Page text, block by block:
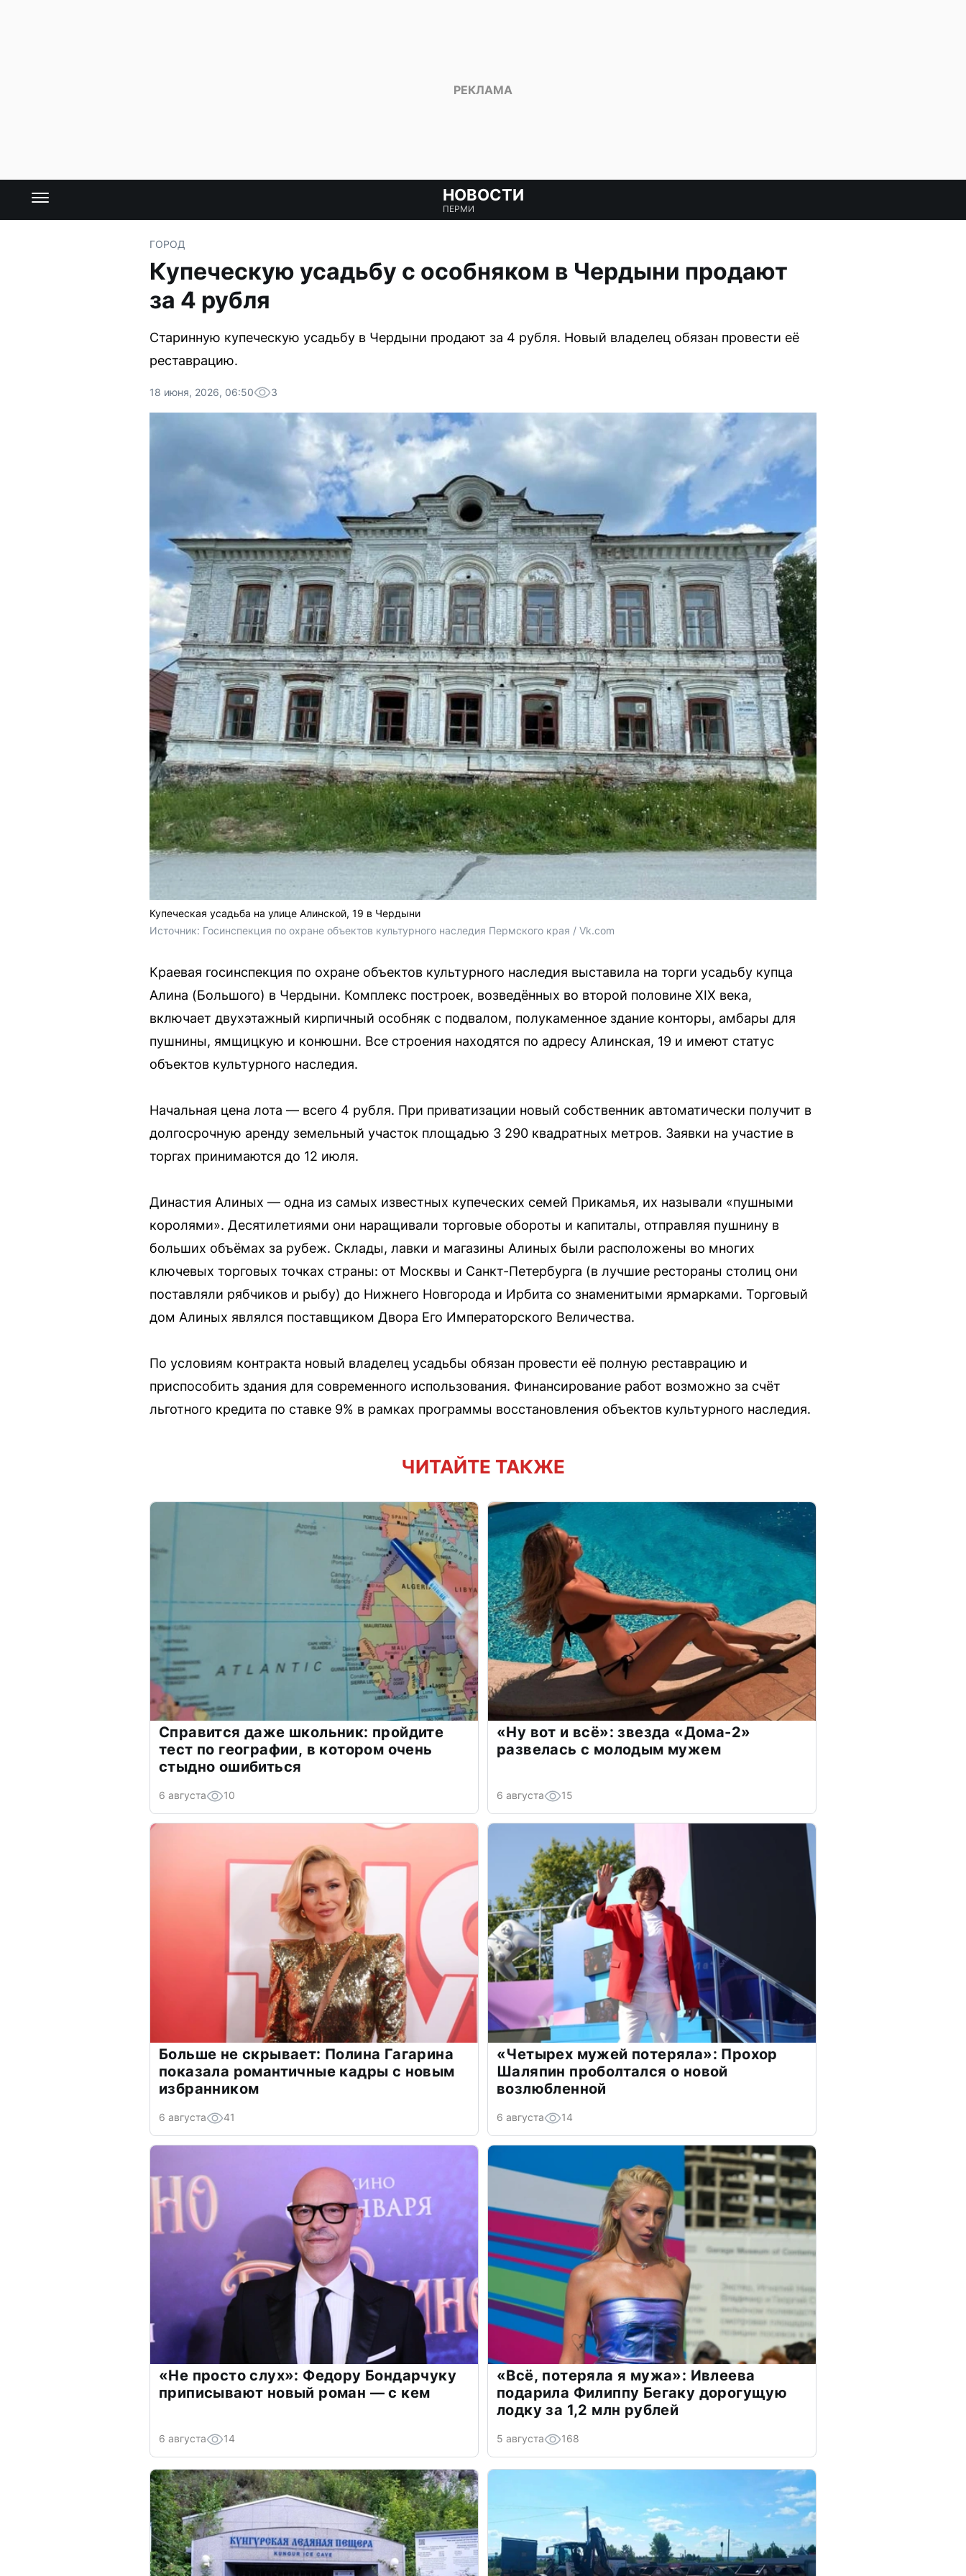
НОВОСТИ
ПЕРМИ
ГОРОД
Купеческую усадьбу с особняком в Чердыни продают
за 4 рубля
Старинную купеческую усадьбу в Чердыни продают за 4 рубля. Новый владелец обязан провести её
реставрацию.
18 июня, 2026, 06:50 3
Купеческая усадьба на улице Алинской, 19 в Чердыни
Источник: Госинспекция по охране объектов культурного наследия Пермского края / Vk.com
Краевая госинспекция по охране объектов культурного наследия выставила на торги усадьбу купца
Алина (Большого) в Чердыни. Комплекс построек, возведённых во второй половине XIX века,
включает двухэтажный кирпичный особняк с подвалом, полукаменное здание конторы, амбары для
пушнины, ямщицкую и конюшни. Все строения находятся по адресу Алинская, 19 и имеют статус
объектов культурного наследия.
Начальная цена лота — всего 4 рубля. При приватизации новый собственник автоматически получит в
долгосрочную аренду земельный участок площадью 3 290 квадратных метров. Заявки на участие в
торгах принимаются до 12 июля.
Династия Алиных — одна из самых известных купеческих семей Прикамья, их называли «пушными
королями». Десятилетиями они наращивали торговые обороты и капиталы, отправляя пушнину в
больших объёмах за рубеж. Склады, лавки и магазины Алиных были расположены во многих
ключевых торговых точках страны: от Москвы и Санкт-Петербурга (в лучшие рестораны столиц они
поставляли рябчиков и рыбу) до Нижнего Новгорода и Ирбита со знаменитыми ярмарками. Торговый
дом Алиных являлся поставщиком Двора Его Императорского Величества.
По условиям контракта новый владелец усадьбы обязан провести её полную реставрацию и
приспособить здания для современного использования. Финансирование работ возможно за счёт
льготного кредита по ставке 9% в рамках программы восстановления объектов культурного наследия.
ЧИТАЙТЕ ТАКЖЕ
Справится даже школьник: пройдите
тест по географии, в котором очень
стыдно ошибиться
6 августа 10
«Ну вот и всё»: звезда «Дома-2»
развелась с молодым мужем
6 августа 15
Больше не скрывает: Полина Гагарина
показала романтичные кадры с новым
избранником
6 августа 41
«Четырех мужей потеряла»: Прохор
Шаляпин проболтался о новой
возлюбленной
6 августа 14
«Не просто слух»: Федору Бондарчуку
приписывают новый роман — с кем
6 августа 14
«Всё, потеряла я мужа»: Ивлеева
подарила Филиппу Бегаку дорогущую
лодку за 1,2 млн рублей
5 августа 168